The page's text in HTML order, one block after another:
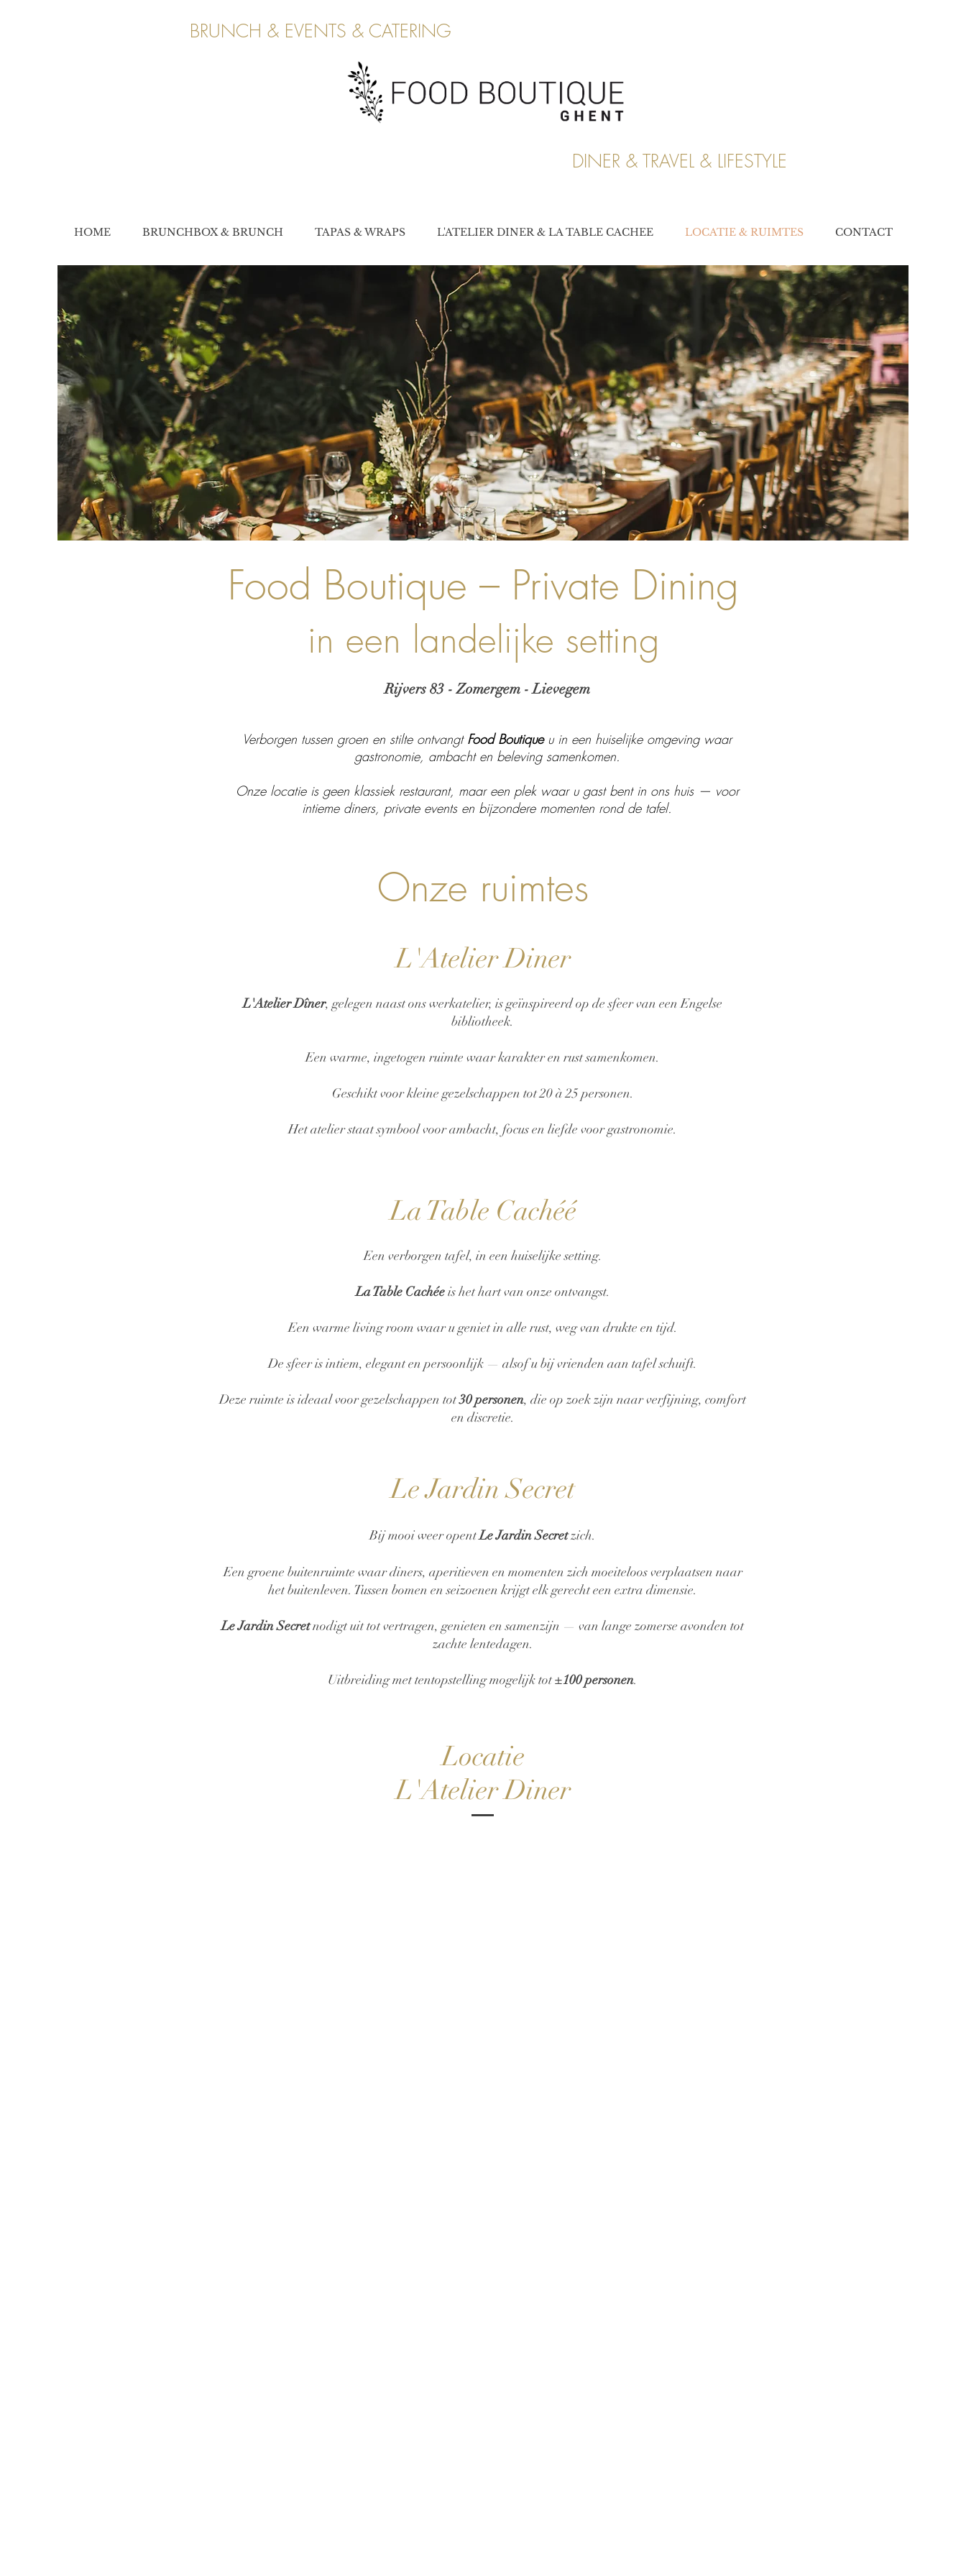
BRUNCH & EVENTS & CATERING
DINER & TRAVEL & LIFESTYLE
HOME BRUNCHBOX & BRUNCH TAPAS & WRAPS L'ATELIER DINER & LA TABLE CACHEE LOCATIE & RUIMTES CONTACT
Food Boutique – Private Dining
in een landelijke setting
Rijvers 83 - Zomergem - Lievegem
Verborgen tussen groen en stilte ontvangt Food Boutiqueu in een huiselijke omgeving waar
gastronomie, ambacht en beleving samenkomen.
Onze locatie is geen klassiek restaurant, maar een plek waar u gast bent in ons huis — voor
intieme diners, private events en bijzondere momenten rond de tafel.
Onze ruimtes
L'Atelier Diner
L'Atelier Dîner, gelegen naast ons werkatelier, is geïnspireerd op de sfeer van een Engelse
bibliotheek.
Een warme, ingetogen ruimte waar karakter en rust samenkomen.
Geschikt voor kleine gezelschappen tot 20 à 25 personen.
Het atelier staat symbool voor ambacht, focus en liefde voor gastronomie.
La Table Cachéé
Een verborgen tafel, in een huiselijke setting.
La Table Cachéeis het hart van onze ontvangst.
Een warme living room waar u geniet in alle rust, weg van drukte en tijd.
De sfeer is intiem, elegant en persoonlijk — alsof u bij vrienden aan tafel schuift.
Deze ruimte is ideaal voor gezelschappen tot30 personen, die op zoek zijn naar verfijning, comfort
en discretie.
Le Jardin Secret
Bij mooi weer opentLe Jardin Secretzich.
Een groene buitenruimte waar diners, aperitieven en momenten zich moeiteloos verplaatsen naar
het buitenleven. Tussen bomen en seizoenen krijgt elk gerecht een extra dimensie.
Le Jardin Secretnodigt uit tot vertragen, genieten en samenzijn — van lange zomerse avonden tot
zachte lentedagen.
Uitbreiding met tentopstelling mogelijk tot±100 personen.
Locatie
L'Atelier Diner